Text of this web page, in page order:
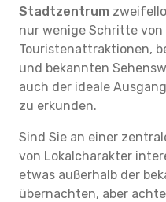
Stadtzentrum
nur wenige Schritte
Touristenattraktionen,
und bekannten
auch der ideale
zu erkunden.
Sind Sie an einer
von Lokalcharakter
etwas außerhalb der
übernachten, aber